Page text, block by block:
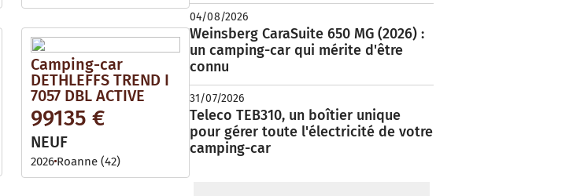
Camping-car
DETHLEFFS TREND I
7057 DBL ACTIVE
99135 €
NEUF
2026 Roanne (42)
04/08/2026
Weinsberg CaraSuite 650 MG (2026) :
un camping-car qui mérite d'être
connu
31/07/2026
Teleco TEB310, un boîtier unique
pour gérer toute l'électricité de votre
camping-car